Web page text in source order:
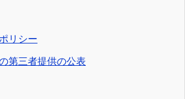
リシー
第三者提供の公表